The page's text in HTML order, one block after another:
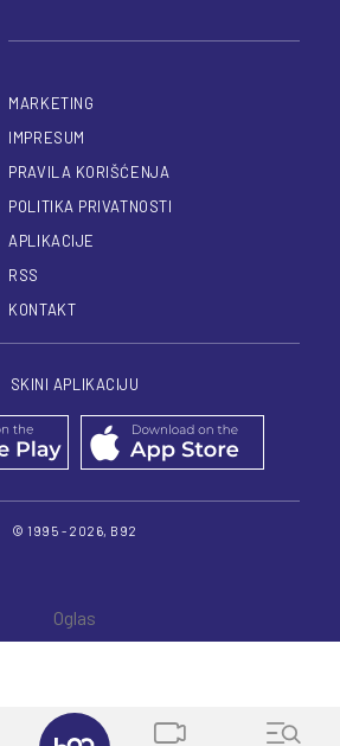
MARKETING
IMPRESUM
PRAVILA KORIŠĆENJA
POLITIKA PRIVATNOSTI
APLIKACIJE
RSS
KONTAKT
SKINI APLIKACIJU
© 1995 - 2026, B92
✕